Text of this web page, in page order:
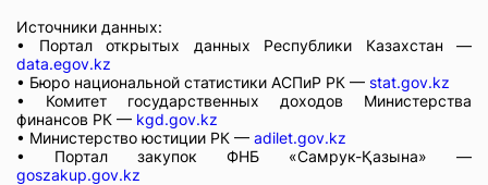
Источники данных:
• Портал открытых данных Республики Казахстан —
data.egov.kz
• Бюро национальной статистики АСПиР РК — stat.gov.kz
• Комитет государственных доходов Министерства
финансов РК — kgd.gov.kz
• Министерство юстиции РК — adilet.gov.kz
• Портал закупок ФНБ «Самрук-Қазына» —
goszakup.gov.kz